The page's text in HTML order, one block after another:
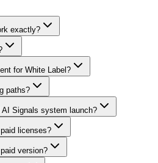
exactly?
for White Label?
paths?
Signals system launch?
licenses?
version?